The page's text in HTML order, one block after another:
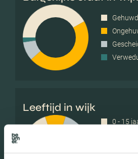
Leeftijd in wijk
0 - 15
15 - 25